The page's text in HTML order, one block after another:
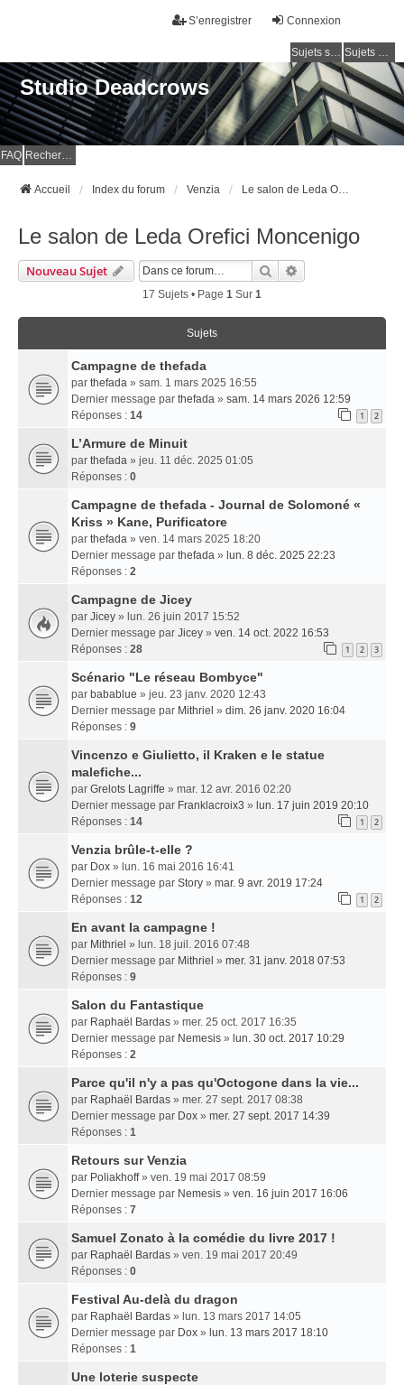
Connexion
S’enregistrer
Sujets sans réponse Sujets actifs
Studio Deadcrows
FAQ Rechercher
Accueil Index du forum Venzia Le salon de Leda Orefici Moncenigo
Le salon de Leda Orefici Moncenigo
Nouveau Sujet Rechercher
17 Sujets • Page 1 Sur 1
Sujets
Campagne de thefada
par thefada » sam. 1 mars 2025 16:55
Dernier message par thefada » sam. 14 mars 2026 12:59
Réponses : 14 1 2
L’Armure de Minuit
par thefada » jeu. 11 déc. 2025 01:05
Réponses : 0
Campagne de thefada - Journal de Solomoné «
Kriss » Kane, Purificatore
par thefada » ven. 14 mars 2025 18:20
Dernier message par thefada » lun. 8 déc. 2025 22:23
Réponses : 2
Campagne de Jicey
par Jicey » lun. 26 juin 2017 15:52
Dernier message par Jicey » ven. 14 oct. 2022 16:53
Réponses : 28 1 2 3
Scénario "Le réseau Bombyce"
par babablue » jeu. 23 janv. 2020 12:43
Dernier message par Mithriel » dim. 26 janv. 2020 16:04
Réponses : 9
Vincenzo e Giulietto, il Kraken e le statue
malefiche...
par Grelots Lagriffe » mar. 12 avr. 2016 02:20
Dernier message par Franklacroix3 » lun. 17 juin 2019 20:10
Réponses : 14 1 2
Venzia brûle-t-elle ?
par Dox » lun. 16 mai 2016 16:41
Dernier message par Story » mar. 9 avr. 2019 17:24
Réponses : 12 1 2
En avant la campagne !
par Mithriel » lun. 18 juil. 2016 07:48
Dernier message par Mithriel » mer. 31 janv. 2018 07:53
Réponses : 9
Salon du Fantastique
par Raphaël Bardas » mer. 25 oct. 2017 16:35
Dernier message par Nemesis » lun. 30 oct. 2017 10:29
Réponses : 2
Parce qu'il n'y a pas qu'Octogone dans la vie...
par Raphaël Bardas » mer. 27 sept. 2017 08:38
Dernier message par Dox » mer. 27 sept. 2017 14:39
Réponses : 1
Retours sur Venzia
par Poliakhoff» ven. 19 mai 2017 08:59
Dernier message par Nemesis » ven. 16 juin 2017 16:06
Réponses : 7
Samuel Zonato à la comédie du livre 2017 !
par Raphaël Bardas » ven. 19 mai 2017 20:49
Réponses : 0
Festival Au-delà du dragon
par Raphaël Bardas » lun. 13 mars 2017 14:05
Dernier message par Dox » lun. 13 mars 2017 18:10
Réponses : 1
Une loterie suspecte